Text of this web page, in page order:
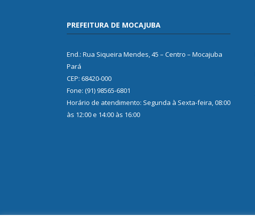
PREFEITURA DE MOCAJUBA
End.: Rua Siqueira Mendes, 45 – Centro – Mocajuba
Pará
CEP: 68420-000
Fone: (91) 98565-6801
Horário de atendimento: Segunda à Sexta-feira, 08:00
às 12:00 e 14:00 às 16:00